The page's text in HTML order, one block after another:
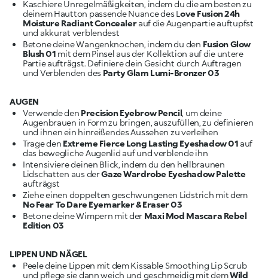
Kaschiere Unregelmäßigkeiten, indem du die am besten zu
deinem Hautton passende Nuance des L ove Fusion 24h
Moisture Radiant Concealerauf die Augenpartie auftupfst
Betone deine Wangenknochen, indem du den Fusion Glow
Blush 01 mit dem Pinsel aus der Kollektion auf die untere
Partie aufträgst. Definiere dein Gesicht durch Auftragen
und Verblenden desParty Glam Lumi-Bronzer 03
AUGEN
Verwende den Precision Eyebrow Pencil, um deine
Augenbrauen in Form zu bringen, auszufüllen, zu definieren
Trage den Extreme Fierce Long Lasting Eyeshadow 01 auf
Intensiviere deinen Blick, indem du den hellbraunen
Lidschatten aus derGaze Wardrobe Eyeshadow Palette
Ziehe einen doppelten geschwungenen Lidstrich mit dem
No Fear To Dare Eyemarker & Eraser 03
Betone deine Wimpern mit der Maxi Mod Mascara Rebel
Edition 03
LIPPEN UND NÄGEL
Peele deine Lippen mit dem Kissable Smoothing Lip Scrub
und pflege sie dann weich und geschmeidig mit demWild